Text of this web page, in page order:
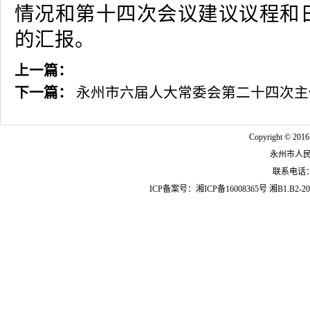
情况和第十四次会议建议议程和
的汇报。
上一篇：
下一篇：
永州市六届人大常委会第二十四次
Copyright ©
永州市人
联系电话
ICP备案号： 湘ICP备16008365号 湘B1.B2-